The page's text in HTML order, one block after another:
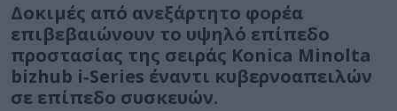
Δοκιμές από ανεξάρτητο φορέα
επιβεβαιώνουν το υψηλό επίπεδο
προστασίας της σειράς Konica Minolta
bizhub i‑Series έναντι κυβερνοαπειλών
σε επίπεδο συσκευών.